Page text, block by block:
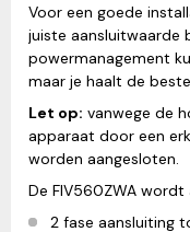
Voor een goede
juiste aansluitwaarde
powermanagement
maar je haalt de
Let op: vanwege de
apparaat door een
worden aangesloten.
De FIV560ZWA
2 fase aansluiting